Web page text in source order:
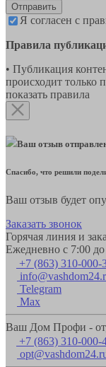
Отправить
Я согласен с
Правила
• Публикация
происходит только
показать правила
Ваш отзыв
Спасибо, что решили
Ваш отзыв будет
Заказать звонок
Горячая линия и
Ежедневно с 7:00
+7 (863) 310-000-
Telegram
Max
Ваш Дом Профи -
+7 (863) 310-000-